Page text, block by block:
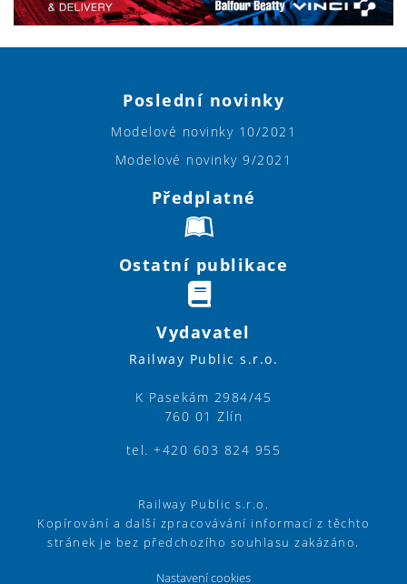
Poslední novinky
Modelové novinky 10/2021
Modelové novinky 9/2021
Předplatné
Ostatní publikace
Vydavatel
Railway Public s.r.o.
K Pasekám 2984/45
760 01 Zlín
tel. +420 603 824 955
Railway Public s.r.o.
Kopírování a další zpracovávání informací z těchto
stránek je bez předchozího souhlasu zakázáno.
Nastavení cookies